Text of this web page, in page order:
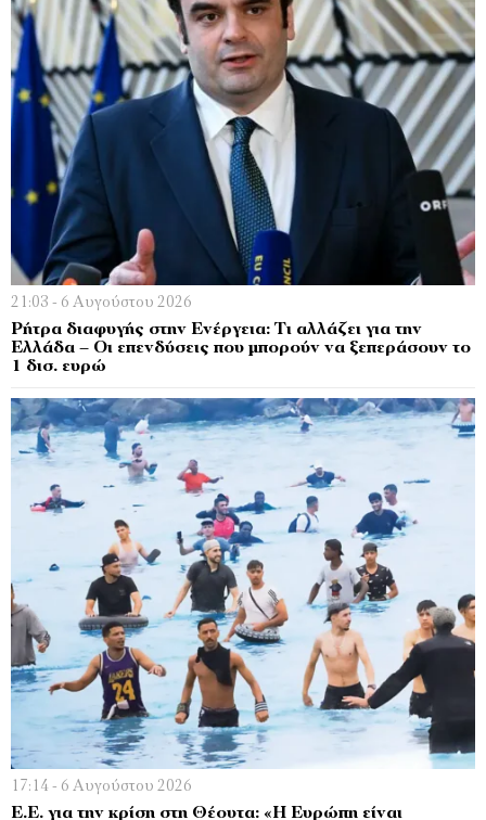
21:03 - 6 Αυγούστου 2026
Ρήτρα διαφυγής στην Ενέργεια: Τι αλλάζει για την
Ελλάδα – Οι επενδύσεις που μπορούν να ξεπεράσουν το
1 δισ. ευρώ
17:14 - 6 Αυγούστου 2026
Ε.Ε. για την κρίση στη Θέουτα: «Η Ευρώπη είναι